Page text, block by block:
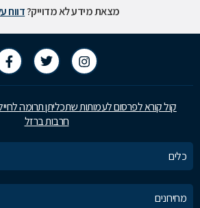
מצאת מידע לא מדוייק?דווח
קול קורא לפרסום לעמותות שתכליתן תרומה
חרבות ברזל
כלים
מחירונים